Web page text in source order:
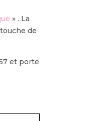
» . La
de
et porte